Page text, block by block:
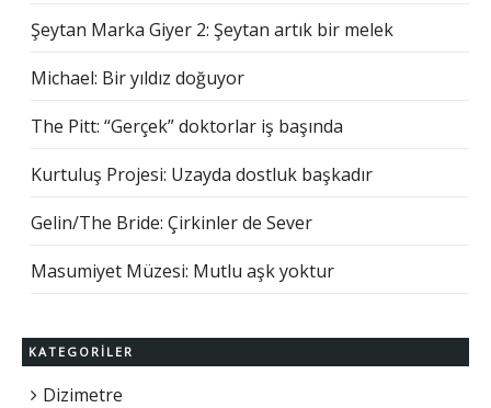
Şeytan Marka Giyer 2: Şeytan artık bir melek
Michael: Bir yıldız doğuyor
The Pitt: “Gerçek” doktorlar iş başında
Kurtuluş Projesi: Uzayda dostluk başkadır
Gelin/The Bride: Çirkinler de Sever
Masumiyet Müzesi: Mutlu aşk yoktur
KATEGORILER
Dizimetre